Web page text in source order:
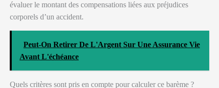
évaluer le montant des compensations liées aux préjudices
corporels d’un accident.
Peut-On Retirer De L'Argent Sur Une Assurance Vie
Avant L'échéance
Quels critères sont pris en compte pour calculer ce barème ?